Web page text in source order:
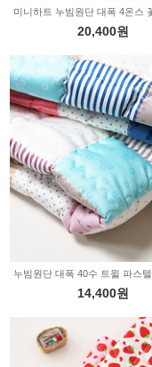
20,400원
14,400원